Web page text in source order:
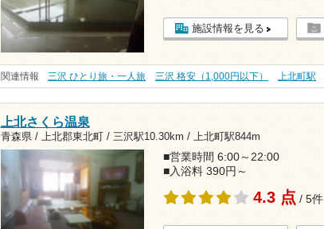
施設情報を見る
関連情報 三沢 ひとり旅・一人旅 三沢 格安（1,000円以下） 上北町駅
上北さくら温泉
青森県 / 上北郡東北町 / 三沢駅10.30km / 上北町駅844m
■営業時間 6:00～22:00
■入浴料 390円～
4.3 点 / 5件